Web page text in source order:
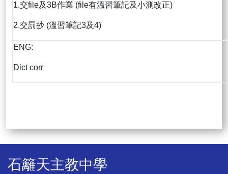
1.交file及3B作業 (file有溫習筆記及小測改正)
2.交罰抄 (溫習筆記3及4)
ENG:
Dict corr
石籬天主教中學